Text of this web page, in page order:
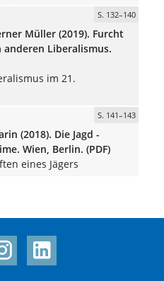
S. 132–140
Müller (2019). Furcht
Liberalismus.
im 21.
S. 141–143
(2018). Die Jagd -
Wien, Berlin. (PDF)
eines Jägers